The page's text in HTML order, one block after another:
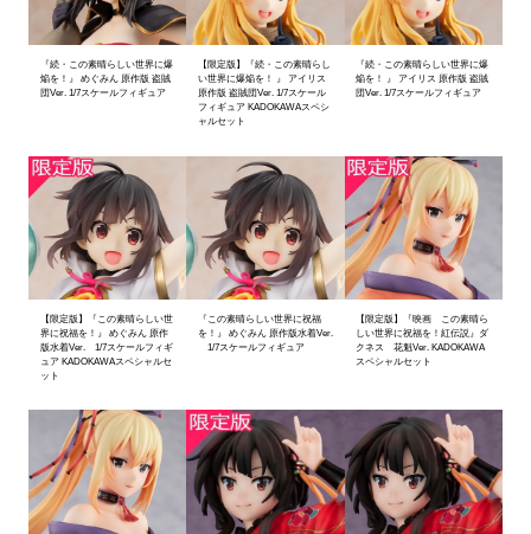
『続・この素晴らしい世界に爆
焔を！』 めぐみん 原作版 盗賊
団Ver. 1/7スケールフィギュア
【限定版】『続・この素晴らし
い世界に爆焔を！ 』 アイリス
原作版 盗賊団Ver. 1/7スケール
フィギュア KADOKAWAスペシ
ャルセット
『続・この素晴らしい世界に爆
焔を！ 』 アイリス 原作版 盗賊
団Ver. 1/7スケールフィギュア
【限定版】『この素晴らしい世
界に祝福を！』 めぐみん 原作
版水着Ver. 1/7スケールフィギ
ュア KADOKAWAスペシャルセ
ット
『この素晴らしい世界に祝福
を！』 めぐみん 原作版水着Ver.
1/7スケールフィギュア
【限定版】『映画 この素晴ら
しい世界に祝福を！紅伝説』ダ
クネス 花魁Ver. KADOKAWA
スペシャルセット